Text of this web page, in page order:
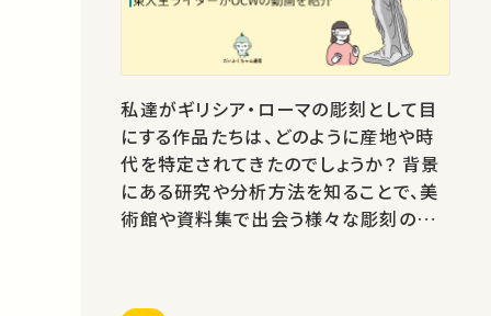
私達がギリシア・ローマの彫刻として目
にする作品たちは、どのように産地や時
代を特定されてきたのでしょうか？ 背景
にある研究や分析方法を知ることで、美
術館や資料集で出会う様々な彫刻の見